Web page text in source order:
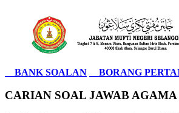
BANK SOALAN BORANG
CARIAN SOAL JAWAB AGAMA